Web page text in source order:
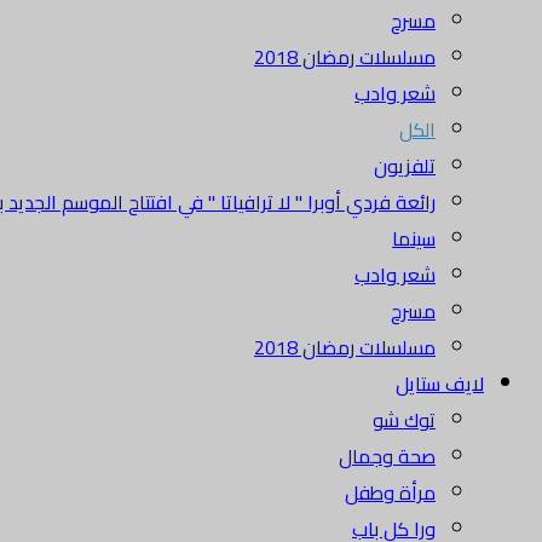
مسرح
مسلسلات رمضان 2018
شعر وادب
الكل
تلفزيون
رائعة فردي أوبرا " لا ترافياتا " في افتتاح الموسم الجديد
سينما
شعر وادب
مسرح
مسلسلات رمضان 2018
لايف ستايل
توك شو
صحة وجمال
مرأة وطفل
ورا كل باب